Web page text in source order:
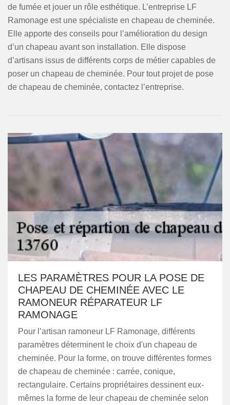
de fumée et jouer un rôle esthétique. L’entreprise LF
Ramonage est une spécialiste en chapeau de cheminée.
Elle apporte des conseils pour l’amélioration du design
d’un chapeau avant son installation. Elle dispose
d’artisans issus de différents corps de métier capables de
poser un chapeau de cheminée. Pour tout projet de pose
de chapeau de cheminée, contactez l’entreprise.
LES PARAMÈTRES POUR LA POSE DE
CHAPEAU DE CHEMINÉE AVEC LE
RAMONEUR RÉPARATEUR LF
RAMONAGE
Pour l’artisan ramoneur LF Ramonage, différents
paramètres déterminent le choix d'un chapeau de
cheminée. Pour la forme, on trouve différentes formes
de chapeau de cheminée : carrée, conique,
rectangulaire. Certains propriétaires dessinent eux-
mêmes la forme de leur chapeau de cheminée selon